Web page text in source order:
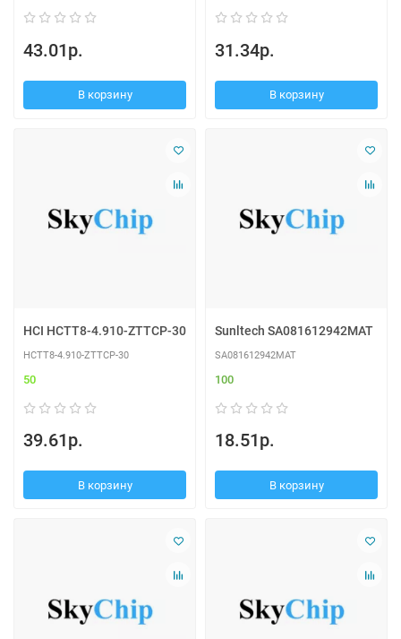
43.01р.
В корзину
31.34р.
В корзину
HCI HCTT8-4.910-ZTTCP-30
HCTT8-4.910-ZTTCP-30
50
39.61р.
В корзину
Sunltech SA081612942MAT
SA081612942MAT
100
18.51р.
В корзину